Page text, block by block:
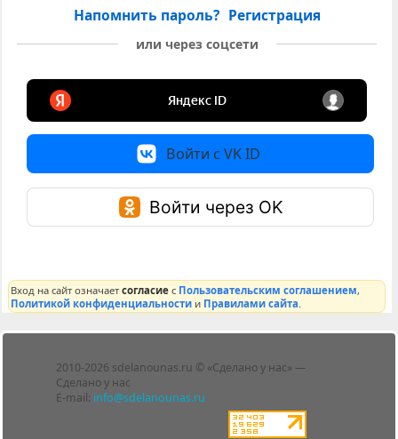
Напомнить пароль? Регистрация
или через соцсети
Войти с VK ID
Войти через OK
Вход на сайт означаетсогласие с Пользовательским соглашением,
Политикой конфиденциальности и Правилами сайта
2010-2026 sdelanounas.ru © «Сделано у нас» —
Сделано у нас
E-mail: info@sdelanounas.ru
Блоги
Люди
Политика